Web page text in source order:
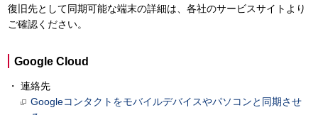
復旧先として同期可能な端末の詳細は、各社のサービスサイトより
ご確認ください。
Google Cloud
連絡先
Googleコンタクトをモバイルデバイスやパソコンと同期させ